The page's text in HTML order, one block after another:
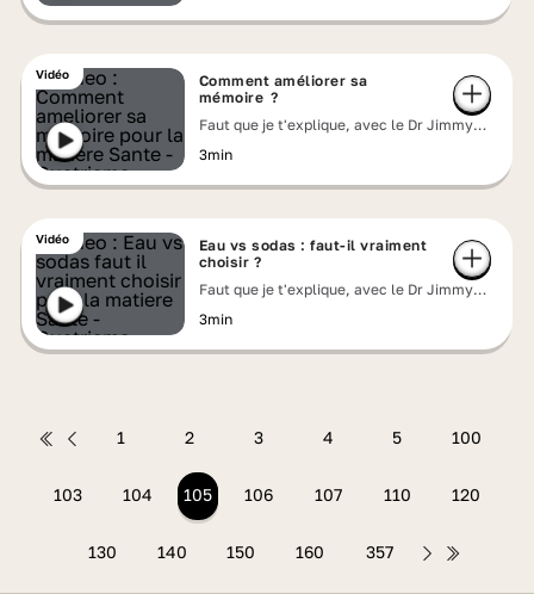
Vidéo
Comment améliorer sa
mémoire ?
Faut que je t'explique, avec le Dr Jimmy
3min
Vidéo
Eau vs sodas : faut-il vraiment
choisir ?
Faut que je t'explique, avec le Dr Jimmy
3min
1 2 3 4 5 100
103 104 105 106 107 110 120
130 140 150 160 357